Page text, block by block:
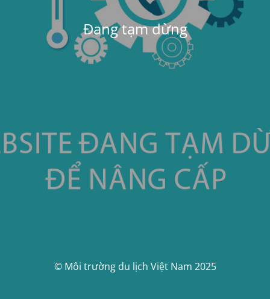
Đang tạm dừng
© Môi trường du lịch Việt Nam 2025